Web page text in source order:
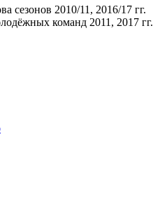
сезонов 2010/11, 2016/17 гг.
команд 2011, 2017 гг.